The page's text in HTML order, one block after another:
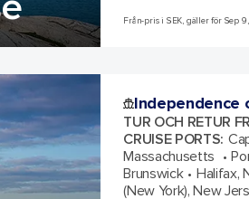
Från-pris i SEK, gäller för Sep
Independence
TUR OCH RETUR
CRUISE PORTS:
Massachusetts
Brunswick
Halifax,
(New York), New